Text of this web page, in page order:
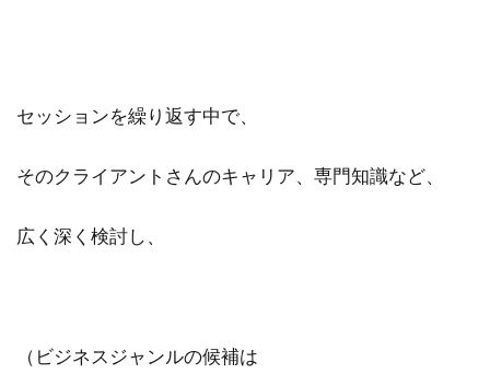
セッションを繰り返す中で、
そのクライアントさんのキャリア、専門知識など、
広く深く検討し、
（ビジネスジャンルの候補は